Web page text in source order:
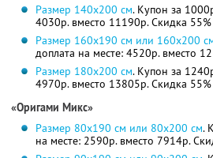
Размер 140х200 см. Купон за
4030р. вместо 11190р.Скидка 55%
Размер 160х190 cм или 160х200
доплата на месте: 4520р. вместо
Размер 180х200 см. Купон за
4970р. вместо 13805р.Скидка 55%
«Оригами Микс»
Размер 80х190 cм или 80х200 см.
на месте: 2590р. вместо 7914р.